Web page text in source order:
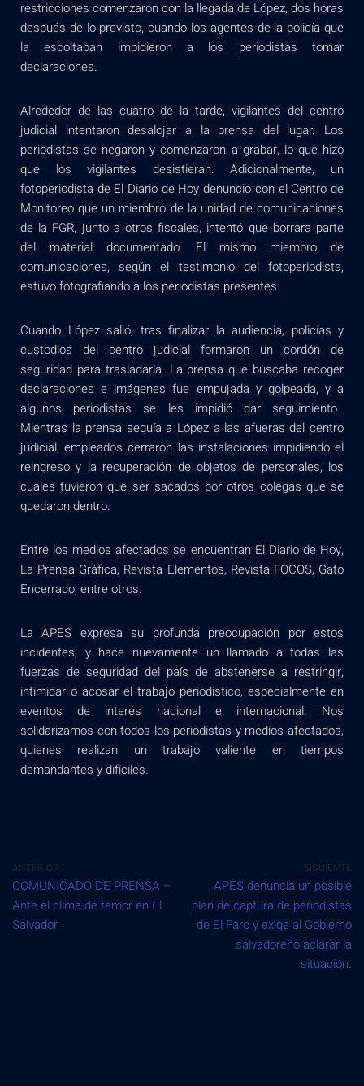
restricciones comenzaron con la llegada de López, dos horas
después de lo previsto, cuando los agentes de la policía que
la escoltaban impidieron a los periodistas tomar
declaraciones.
Alrededor de las cuatro de la tarde, vigilantes del centro
judicial intentaron desalojar a la prensa del lugar. Los
periodistas se negaron y comenzaron a grabar, lo que hizo
que los vigilantes desistieran. Adicionalmente, un
fotoperiodista de El Diario de Hoy denunció con el Centro de
Monitoreo que un miembro de la unidad de comunicaciones
de la FGR, junto a otros fiscales, intentó que borrara parte
del material documentado. El mismo miembro de
comunicaciones, según el testimonio del fotoperiodista,
estuvo fotografiando a los periodistas presentes.
Cuando López salió, tras finalizar la audiencia, policías y
custodios del centro judicial formaron un cordón de
seguridad para trasladarla. La prensa que buscaba recoger
declaraciones e imágenes fue empujada y golpeada, y a
algunos periodistas se les impidió dar seguimiento.
Mientras la prensa seguía a López a las afueras del centro
judicial, empleados cerraron las instalaciones impidiendo el
reingreso y la recuperación de objetos de personales, los
cuales tuvieron que ser sacados por otros colegas que se
quedaron dentro.
Entre los medios afectados se encuentran El Diario de Hoy,
La Prensa Gráfica, Revista Elementos, Revista FOCOS, Gato
Encerrado, entre otros.
La APES expresa su profunda preocupación por estos
incidentes, y hace nuevamente un llamado a todas las
fuerzas de seguridad del país de abstenerse a restringir,
intimidar o acosar el trabajo periodístico, especialmente en
eventos de interés nacional e internacional. Nos
solidarizamos con todos los periodistas y medios afectados,
quienes realizan un trabajo valiente en tiempos
demandantes y difíciles.
ANTERIOR
COMUNICADO DE PRENSA –
Ante el clima de temor en El
Salvador
SIGUIENTE
APES denuncia un posible
plan de captura de periodistas
de El Faro y exige al Gobierno
salvadoreño aclarar la
situación.